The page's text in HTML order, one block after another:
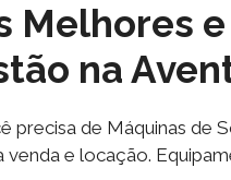
Melhores
na
precisa de Máquinas de
venda e locação.